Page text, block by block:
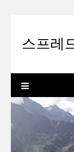
스프레